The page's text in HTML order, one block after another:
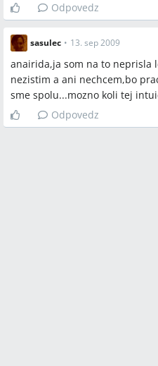
Odpovedz
sasulec • 13. sep 2009
anairida,ja som na to neprisla
nezistim a ani nechcem,bo
sme spolu...mozno koli tej
Odpovedz